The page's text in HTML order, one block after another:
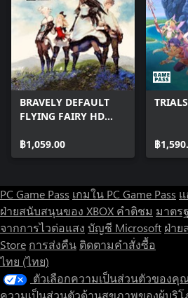
■Includes no functionality linked to
■Downloadable content included in-
Opponent: Omega
Opponent: Lightning & Amodar
Opponent: Nabaat
Opponent: Ultros & Typhon
Opponent: PuPu
Serah's Outfit: Summoner's Garb
Serah's Outfit: Beachwear
Noel's Outfit: Spacetime Guardian
Noel's Outfit: Black Mage
Mog's Outfits: A Wondrous Wardrobe
Sazh: Heads or Tails?
Lightning: Requiem of the Goddess
Snow: Perpetual Battlefield
BRAVELY DEFAULT
FLYING FAIRY HD
฿1,059.00
฿
PC Game Pass เกมใน PC Game Pass
ฝ่ายสนับสนุนของ XBOX คำติชม มาตร
จากการไวต่อแสง บัญชี Microsoft ฝ่าย
Store การส่งคืน ติดตามคำสั่งซื้อ
ไทย (ไทย)
ตัวเลือกความเป็นส่วนตัวของคุ
ความเป็นส่วนตัวด้านสุขภาพของผู้บริ